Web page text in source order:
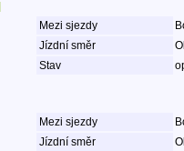
Mezi sjezdy
Jízdní směr
Stav
Mezi sjezdy
Jízdní směr